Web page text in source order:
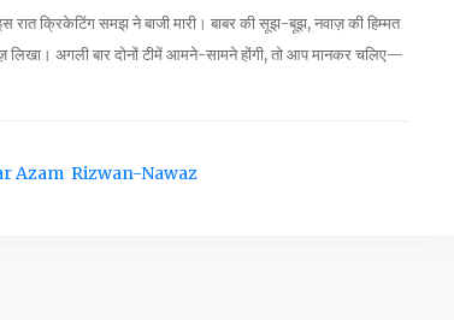
रात क्रिकेटिंग समझ ने बाजी मारी। बाबर की सूझ-बूझ, नवाज़ की हिम्मत
लिखा। अगली बार दोनों टीमें आमने-सामने होंगी, तो आप मानकर चलिए—
Azam Rizwan-Nawaz